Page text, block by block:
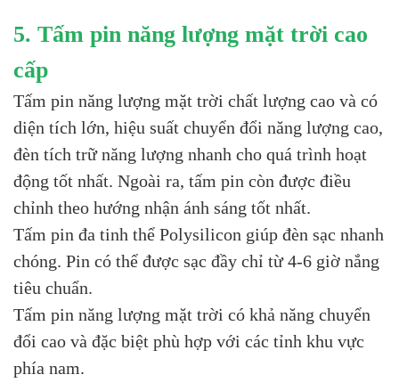
5. Tấm pin năng lượng mặt trời cao
cấp
Tấm pin năng lượng mặt trời chất lượng cao và có
diện tích lớn, hiệu suất chuyển đổi năng lượng cao,
đèn tích trữ năng lượng nhanh cho quá trình hoạt
động tốt nhất. Ngoài ra, tấm pin còn được điều
chỉnh theo hướng nhận ánh sáng tốt nhất.
Tấm pin đa tinh thể Polysilicon giúp đèn sạc nhanh
chóng. Pin có thể được sạc đầy chỉ từ 4-6 giờ nắng
tiêu chuẩn.
Tấm pin năng lượng mặt trời có khả năng chuyển
đổi cao và đặc biệt phù hợp với các tỉnh khu vực
phía nam.